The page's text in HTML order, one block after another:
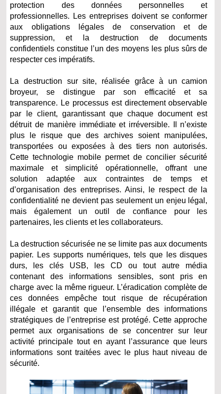
protection des données personnelles et
professionnelles. Les entreprises doivent se conformer
aux obligations légales de conservation et de
suppression, et la destruction de documents
confidentiels constitue l’un des moyens les plus sûrs de
respecter ces impératifs.
La destruction sur site, réalisée grâce à un camion
broyeur, se distingue par son efficacité et sa
transparence. Le processus est directement observable
par le client, garantissant que chaque document est
détruit de manière immédiate et irréversible. Il n’existe
plus le risque que des archives soient manipulées,
transportées ou exposées à des tiers non autorisés.
Cette technologie mobile permet de concilier sécurité
maximale et simplicité opérationnelle, offrant une
solution adaptée aux contraintes de temps et
d’organisation des entreprises. Ainsi, le respect de la
confidentialité ne devient pas seulement un enjeu légal,
mais également un outil de confiance pour les
partenaires, les clients et les collaborateurs.
La destruction sécurisée ne se limite pas aux documents
papier. Les supports numériques, tels que les disques
durs, les clés USB, les CD ou tout autre média
contenant des informations sensibles, sont pris en
charge avec la même rigueur. L’éradication complète de
ces données empêche tout risque de récupération
illégale et garantit que l’ensemble des informations
stratégiques de l’entreprise est protégé. Cette approche
permet aux organisations de se concentrer sur leur
activité principale tout en ayant l’assurance que leurs
informations sont traitées avec le plus haut niveau de
sécurité.